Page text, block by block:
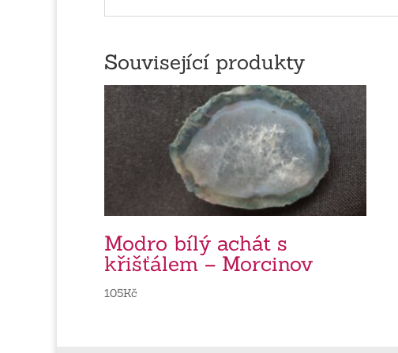
Související produkty
Modro bílý achát s
křišťálem – Morcinov
105Kč